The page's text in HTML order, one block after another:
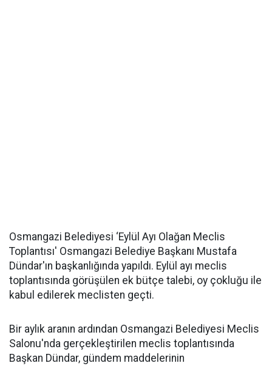
Osmangazi Belediyesi ‘Eylül Ayı Olağan Meclis
Toplantısı' Osmangazi Belediye Başkanı Mustafa
Dündar'ın başkanlığında yapıldı. Eylül ayı meclis
toplantısında görüşülen ek bütçe talebi, oy çokluğu ile
kabul edilerek meclisten geçti.
Bir aylık aranın ardından Osmangazi Belediyesi Meclis
Salonu'nda gerçekleştirilen meclis toplantısında
Başkan Dündar, gündem maddelerinin